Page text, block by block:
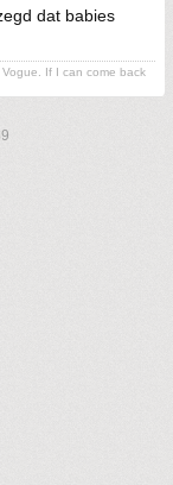
dat babies
If I can come back